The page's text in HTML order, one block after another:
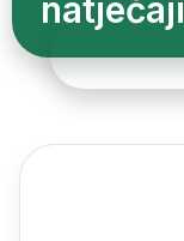
natječaji